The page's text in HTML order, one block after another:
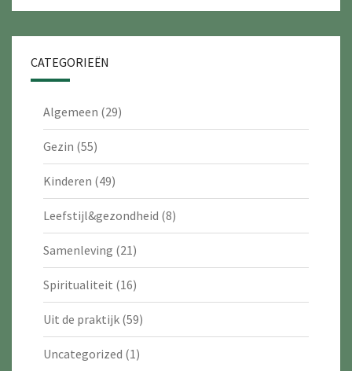
CATEGORIEËN
Algemeen (29)
Gezin (55)
Kinderen (49)
Leefstijl&gezondheid (8)
Samenleving (21)
Spiritualiteit (16)
Uit de praktijk (59)
Uncategorized (1)